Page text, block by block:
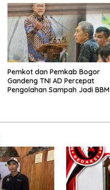
Pemkot dan Pemkab Bogor
Gandeng TNI AD Percepat
Pengolahan Sampah Jadi BBM